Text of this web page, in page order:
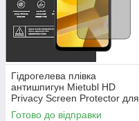
Гідрогелева плівка
антишпигун Mietubl HD
Privacy Screen Protector для
POCO M5
Готово до відправки